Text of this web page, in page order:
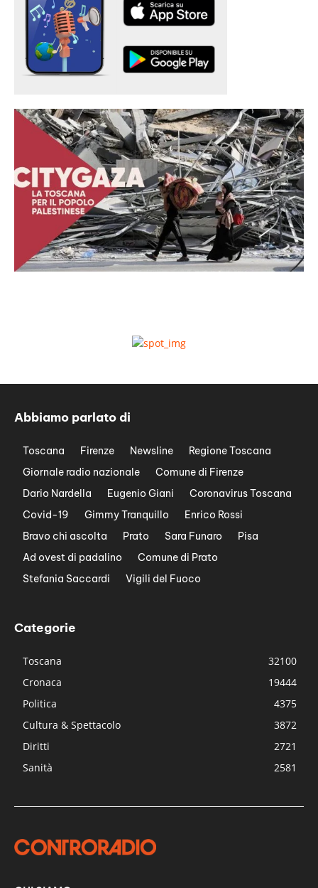
Abbiamo parlato di
Toscana Firenze Newsline
Regione Toscana
Giornale radio nazionale
Comune di Firenze
Dario Nardella
Eugenio Giani
Coronavirus Toscana
Covid-19
Gimmy Tranquillo
Enrico Rossi
Bravo chi ascolta
Prato Sara Funaro
Pisa
Ad ovest di padalino
Comune di Prato
Stefania Saccardi
Vigili del Fuoco
Categorie
Toscana
32100
Cronaca
19444
Politica
4375
Cultura & Spettacolo
3872
Diritti
2721
Sanità
2581